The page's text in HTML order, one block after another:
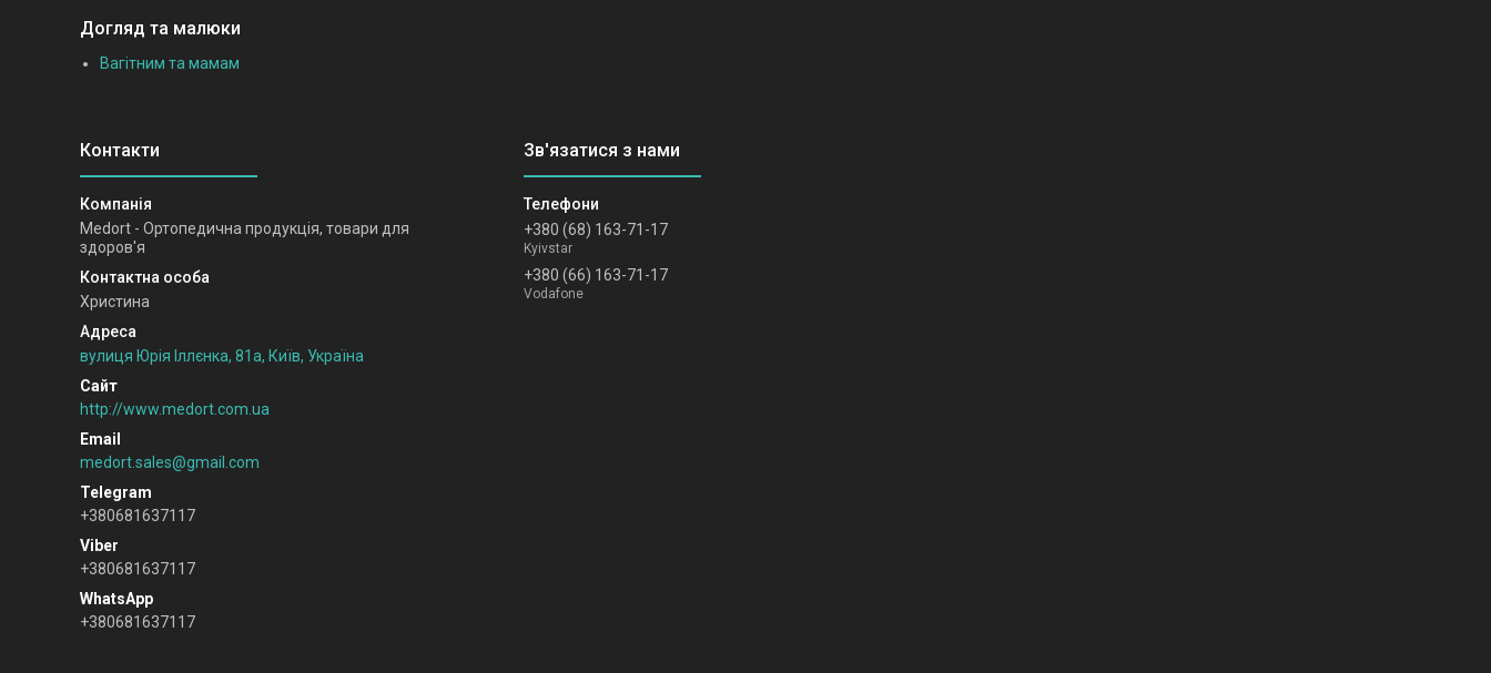
Догляд та малюки
Вагітним та мамам
Medort - Ортопедична продукція, товари для
здоров'я
Христина
вулиця Юрія Іллєнка, 81а, Київ, Україна
http://www.medort.com.ua
medort.sales@gmail.com
+380681637117
+380681637117
+380681637117
+380 (68) 163-71-17
Kyivstar
+380 (66) 163-71-17
Vodafone